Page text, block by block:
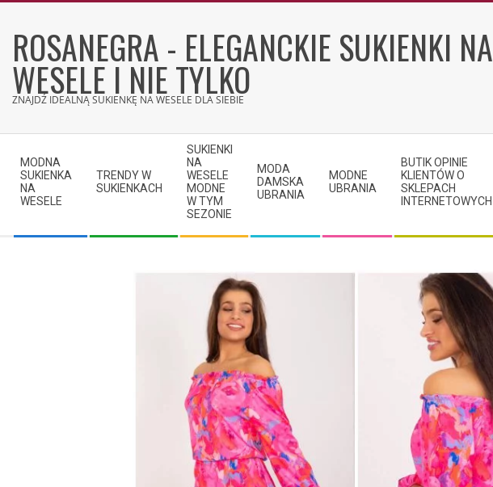
contentROSANEGRA - ELEGANCKIE SUKIENKI NA
WESELE I NIE TYLKO
ZNAJDŹ IDEALNĄ SUKIENKĘ NA WESELE DLA SIEBIE
Navigation
Menu
MODNA
SUKIENKA
NA
WESELE
TRENDY W
SUKIENKACH
SUKIENKI
NA
WESELE
MODNE
W TYM
SEZONIE
MODA
DAMSKA
UBRANIA
MODNE
UBRANIA
BUTIK OPINIE
KLIENTÓW O
SKLEPACH
INTERNETOWYCH